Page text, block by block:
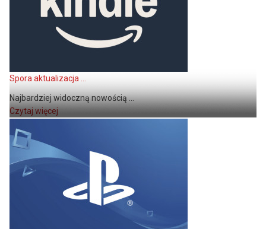
Spora aktualizacja ...
Najbardziej widoczną nowością ...
Czytaj więcej